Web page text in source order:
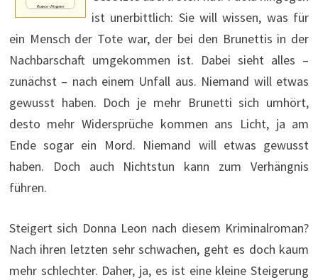
ist unerbittlich: Sie will wissen, was für
ein Mensch der Tote war, der bei den Brunettis in der
Nachbarschaft umgekommen ist. Dabei sieht alles –
zunächst – nach einem Unfall aus. Niemand will etwas
gewusst haben. Doch je mehr Brunetti sich umhört,
desto mehr Widersprüche kommen ans Licht, ja am
Ende sogar ein Mord. Niemand will etwas gewusst
haben. Doch auch Nichtstun kann zum Verhängnis
führen.
Steigert sich Donna Leon nach diesem Kriminalroman?
Nach ihren letzten sehr schwachen, geht es doch kaum
mehr schlechter. Daher, ja, es ist eine kleine Steigerung